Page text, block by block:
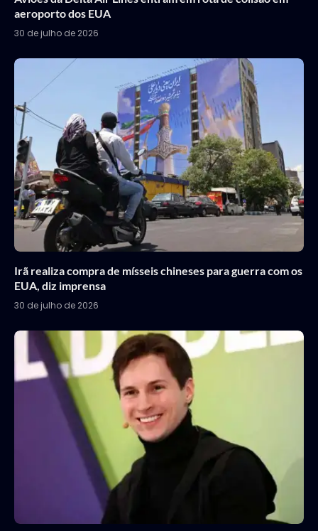
aeroporto dos EUA
30 de julho de 2026
Irã realiza compra de mísseis chineses para guerra com os
EUA, diz imprensa
30 de julho de 2026